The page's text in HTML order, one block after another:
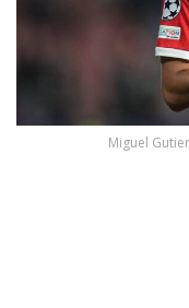
Miguel